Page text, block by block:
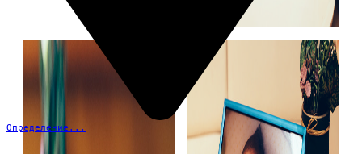
Определение...